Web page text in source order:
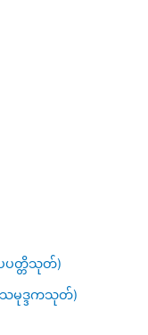
ပတ္တိသုတ်)
(သမုဒ္ဒကသုတ်)